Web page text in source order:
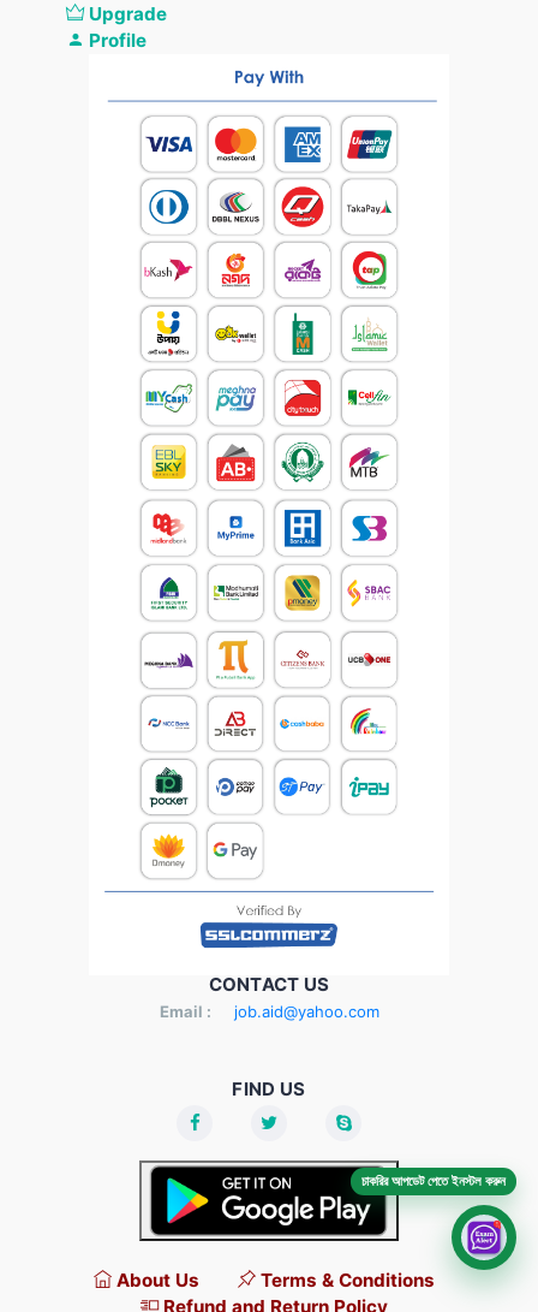
Upgrade
Profile
CONTACT US
Email : job.aid@yahoo.com
FIND US
About Us
Terms & Conditions
Refund and Return Policy
চাকরির আপডেট পেতে ইনস্টল করুন